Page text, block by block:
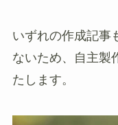
いずれの作成記事
ないため、自主製
たします。